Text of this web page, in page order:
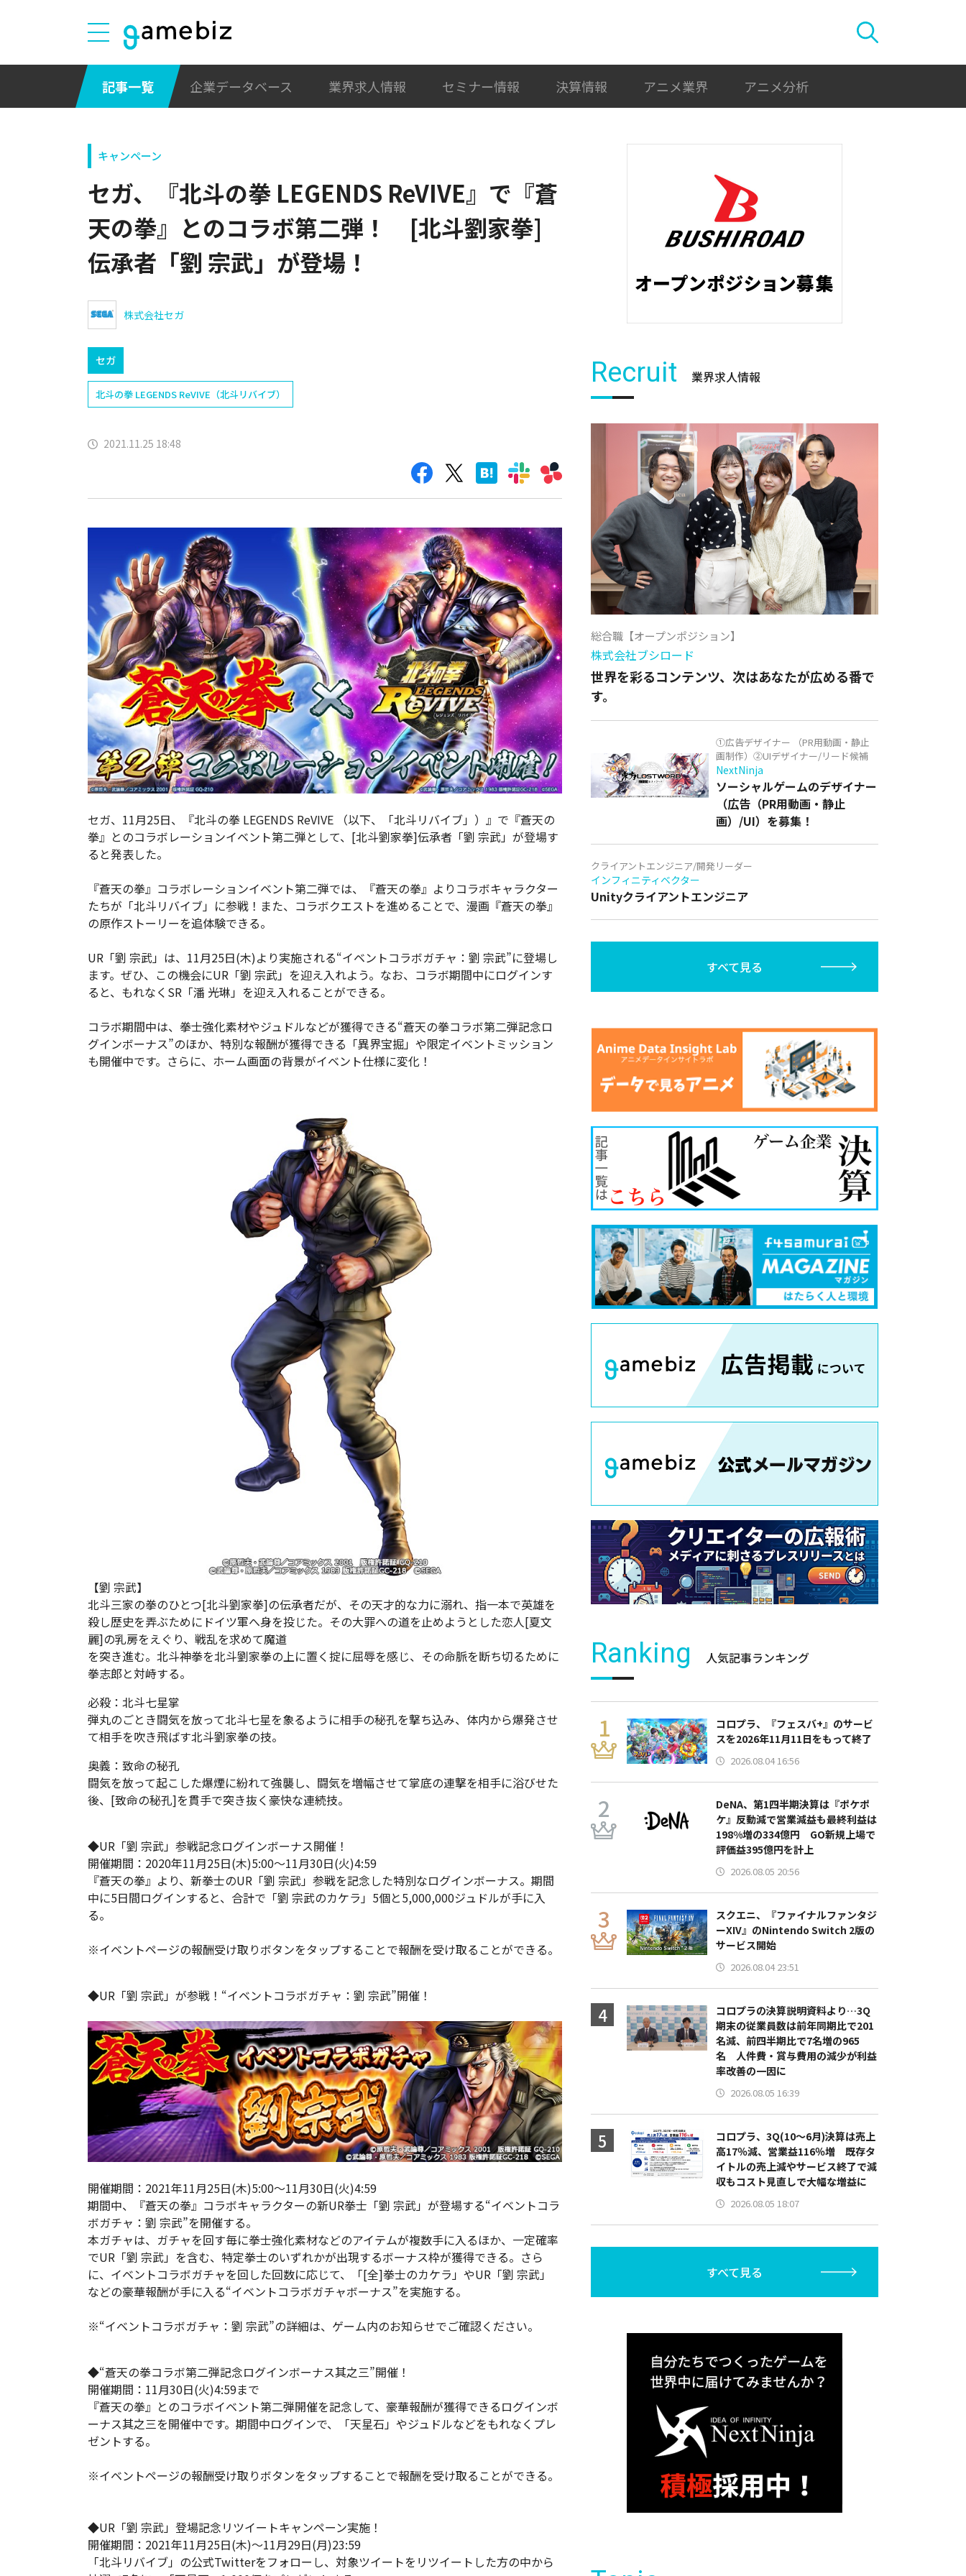
記事一覧 企業データベース 業界求人情報 セミナー情報 決算情報 アニメ業界 アニメ分析
キャンペーン
セガ、『北斗の拳 LEGENDS ReVIVE』で『蒼
天の拳』とのコラボ第二弾！ [北斗劉家拳]
伝承者「劉 宗武」が登場！
株式会社セガ
セガ
北斗の拳 LEGENDS ReVIVE（北斗リバイブ）
2021.11.25 18:48
セガ、11月25日、『北斗の拳 LEGENDS ReVIVE （以下、「北斗リバイブ」）』で『蒼天の
拳』とのコラボレーションイベント第二弾として、[北斗劉家拳]伝承者「劉 宗武」が登場す
ると発表した。
『蒼天の拳』コラボレーションイベント第二弾では、『蒼天の拳』よりコラボキャラクター
たちが「北斗リバイブ」に参戦！また、コラボクエストを進めることで、漫画『蒼天の拳』
の原作ストーリーを追体験できる。
UR「劉 宗武」は、11月25日(木)より実施される“イベントコラボガチャ：劉 宗武”に登場し
ます。ぜひ、この機会にUR「劉 宗武」を迎え入れよう。なお、コラボ期間中にログインす
ると、もれなくSR「潘 光琳」を迎え入れることができる。
コラボ期間中は、拳士強化素材やジュドルなどが獲得できる“蒼天の拳コラボ第二弾記念ロ
グインボーナス”のほか、特別な報酬が獲得できる「異界宝掘」や限定イベントミッション
も開催中です。さらに、ホーム画面の背景がイベント仕様に変化！
【劉 宗武】
北斗三家の拳のひとつ[北斗劉家拳]の伝承者だが、その天才的な力に溺れ、指一本で英雄を
殺し歴史を弄ぶためにドイツ軍へ身を投じた。その大罪への道を止めようとした恋人[夏文
麗]の乳房をえぐり、戦乱を求めて魔道
を突き進む。北斗神拳を北斗劉家拳の上に置く掟に屈辱を感じ、その命脈を断ち切るために
拳志郎と対峙する。
必殺：北斗七星掌
弾丸のごとき闘気を放って北斗七星を象るように相手の秘孔を撃ち込み、体内から爆発させ
て相手を吹き飛ばす北斗劉家拳の技。
奥義：致命の秘孔
闘気を放って起こした爆煙に紛れて強襲し、闘気を増幅させて掌底の連撃を相手に浴びせた
後、[致命の秘孔]を貫手で突き抜く豪快な連続技。
◆UR「劉 宗武」参戦記念ログインボーナス開催！
開催期間：2020年11月25日(木)5:00～11月30日(火)4:59
『蒼天の拳』より、新拳士のUR「劉 宗武」参戦を記念した特別なログインボーナス。期間
中に5日間ログインすると、合計で「劉 宗武のカケラ」5個と5,000,000ジュドルが手に入
る。
※イベントページの報酬受け取りボタンをタップすることで報酬を受け取ることができる。
◆UR「劉 宗武」が参戦！“イベントコラボガチャ：劉 宗武”開催！
開催期間：2021年11月25日(木)5:00～11月30日(火)4:59
期間中、『蒼天の拳』コラボキャラクターの新UR拳士「劉 宗武」が登場する“イベントコラ
ボガチャ：劉 宗武”を開催する。
本ガチャは、ガチャを回す毎に拳士強化素材などのアイテムが複数手に入るほか、一定確率
でUR「劉 宗武」を含む、特定拳士のいずれかが出現するボーナス枠が獲得できる。さら
に、イベントコラボガチャを回した回数に応じて、「[全]拳士のカケラ」やUR「劉 宗武」
などの豪華報酬が手に入る“イベントコラボガチャボーナス”を実施する。
※“イベントコラボガチャ：劉 宗武”の詳細は、ゲーム内のお知らせでご確認ください。
◆“蒼天の拳コラボ第二弾記念ログインボーナス其之三”開催！
開催期間：11月30日(火)4:59まで
『蒼天の拳』とのコラボイベント第二弾開催を記念して、豪華報酬が獲得できるログインボ
ーナス其之三を開催中です。期間中ログインで、「天星石」やジュドルなどをもれなくプレ
ゼントする。
※イベントページの報酬受け取りボタンをタップすることで報酬を受け取ることができる。
◆UR「劉 宗武」登場記念リツイートキャンペーン実施！
開催期間：2021年11月25日(木)～11月29日(月)23:59
「北斗リバイブ」の公式Twitterをフォローし、対象ツイートをリツイートした方の中から
Recruit 業界求人情報
総合職【オープンポジション】
株式会社ブシロード
世界を彩るコンテンツ、次はあなたが広める番で
す。
①広告デザイナー （PR用動画・静止
画制作）②UIデザイナー/リード候補
NextNinja
ソーシャルゲームのデザイナー
（広告（PR用動画・静止
画）/UI）を募集！
クライアントエンジニア/開発リーダー
インフィニティベクター
Unityクライアントエンジニア
すべて見る
Ranking 人気記事ランキング
コロプラ、『フェスバ+』のサービ
スを2026年11月11日をもって終了
2026.08.04 16:56
DeNA、第1四半期決算は『ポケポ
ケ』反動減で営業減益も最終利益は
198%増の334億円 GO新規上場で
評価益395億円を計上
2026.08.05 20:56
スクエニ、『ファイナルファンタジ
ーXIV』のNintendo Switch 2版の
サービス開始
2026.08.04 23:51
コロプラの決算説明資料より…3Q
期末の従業員数は前年同期比で201
名減、前四半期比で7名増の965
名 人件費・賞与費用の減少が利益
率改善の一因に
2026.08.05 16:39
コロプラ、3Q(10～6月)決算は売上
高17％減、営業益116％増 既存タ
イトルの売上減やサービス終了で減
収もコスト見直しで大幅な増益に
2026.08.05 18:07
すべて見る